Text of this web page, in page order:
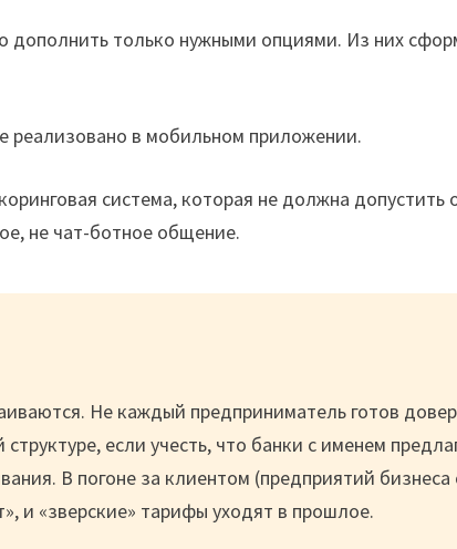
только нужными опциями. Из них
реализовано в мобильном приложении.
система, которая не должна
не чат-ботное общение.
Не каждый предприниматель готов
если учесть, что банки с именем
В погоне за клиентом (предприятий бизнеса
и «зверские» тарифы уходят в прошлое.